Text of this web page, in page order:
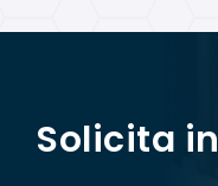
Solicita